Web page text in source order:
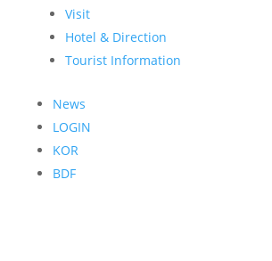
Visit
Hotel & Direction
Tourist Information
News
LOGIN
KOR
BDF